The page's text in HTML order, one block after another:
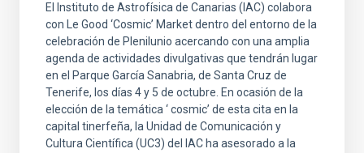
El Instituto de Astrofísica de Canarias (IAC) colabora
con Le Good ‘Cosmic’ Market dentro del entorno de la
celebración de Plenilunio acercando con una amplia
agenda de actividades divulgativas que tendrán lugar
en el Parque García Sanabria, de Santa Cruz de
Tenerife, los días 4 y 5 de octubre. En ocasión de la
elección de la temática ‘ cosmic’ de esta cita en la
capital tinerfeña, la Unidad de Comunicación y
Cultura Científica (UC3) del IAC ha asesorado a la